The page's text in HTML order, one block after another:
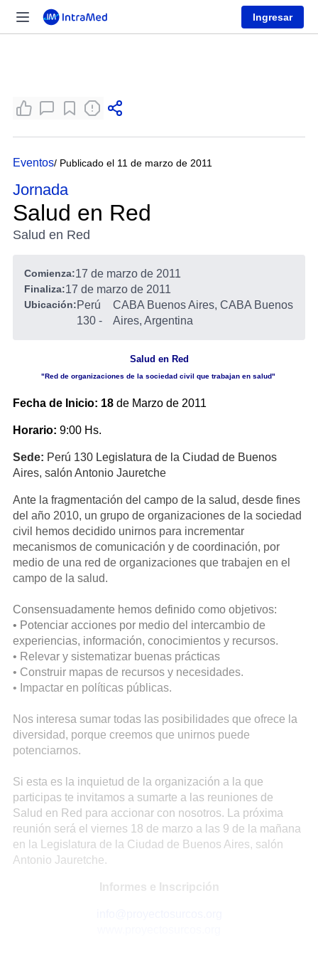
Ingresar
Eventos/ Publicado el 11 de marzo de 2011
Jornada
Salud en Red
Salud en Red
Comienza:17 de marzo de 2011
Finaliza:17 de marzo de 2011
Ubicación:Perú
130 -
CABA Buenos Aires, CABA Buenos
Aires, Argentina
Salud en Red
"Red de organizaciones de la sociedad civil que trabajan en salud"
Fecha de Inicio: 18 de Marzo de 2011
Horario: 9:00 Hs.
Sede: Perú 130 Legislatura de la Ciudad de Buenos
Aires, salón Antonio Jauretche
Ante la fragmentación del campo de la salud, desde fines
del año 2010, un grupo de organizaciones de la sociedad
civil hemos decidido unirnos para incrementar
mecanismos de comunicación y de coordinación, por
medio de una red de organizaciones que trabajen en el
campo de la salud.
Consensuadamente hemos definido como objetivos:
• Potenciar acciones por medio del intercambio de
experiencias, información, conocimientos y recursos.
• Relevar y sistematizar buenas prácticas
• Construir mapas de recursos y necesidades.
• Impactar en políticas públicas.
Nos interesa sumar todas las posibilidades que ofrece la
diversidad, porque creemos que unirnos puede
potenciarnos.
Si esta es la inquietud de la organización a la que
participas te invitamos a sumarte a las reuniones de
Salud en Red para accionar con nosotros. La próxima
reunión será el viernes 18 de marzo a las 9 de la mañana
en la Legislatura de la Ciudad de Buenos Aires, salón
Antonio Jauretche.
Informes e Inscripción